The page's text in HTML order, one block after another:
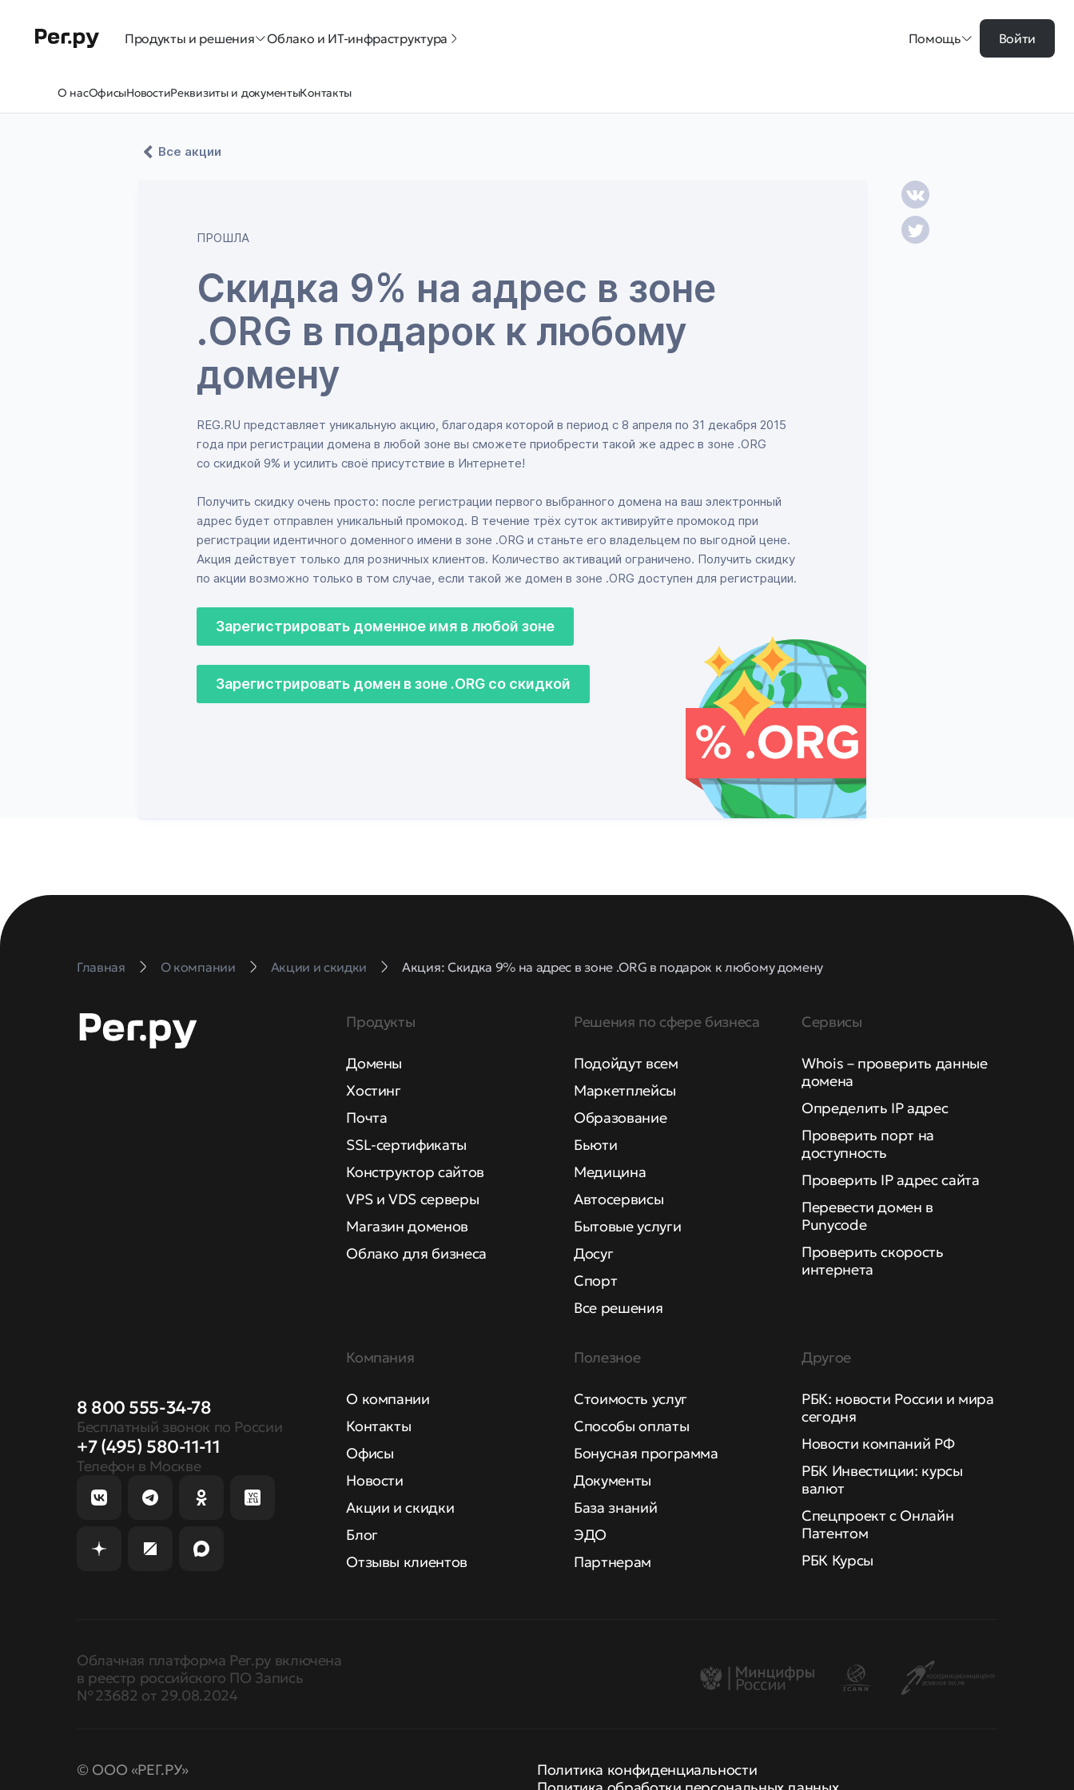
Продукты и решения Облако и ИТ-инфраструктура Помощь Войти
О насОфисыНовостиРеквизиты и документыКонтакты
Все акции
ПРОШЛА
Скидка 9% на адрес в зоне
.ORG в подарок к любому
домену
REG.RU представляет уникальную акцию, благодаря которой в период с 8 апреля по 31 декабря 2015
года при регистрации домена в любой зоне вы сможете приобрести такой же адрес в зоне .ORG
со скидкой 9% и усилить своё присутствие в Интернете!
Получить скидку очень просто: после регистрации первого выбранного домена на ваш электронный
адрес будет отправлен уникальный промокод. В течение трёх суток активируйте промокод при
регистрации идентичного доменного имени в зоне .ORG и станьте его владельцем по выгодной цене.
Акция действует только для розничных клиентов. Количество активаций ограничено. Получить скидку
по акции возможно только в том случае, если такой же домен в зоне .ORG доступен для регистрации.
Зарегистрировать доменное имя в любой зоне
Зарегистрировать домен в зоне .ORG со скидкой
Главная О компании Акции и скидки Акция: Скидка 9% на адрес в зоне .ORG в подарок к любому домену
8 800 555-34-78
Бесплатный звонок по России
+7 (495) 580-11-11
Телефон в Москве
Продукты
Домены
Хостинг
Почта
SSL-сертификаты
Конструктор сайтов
VPS и VDS серверы
Магазин доменов
Облако для бизнеса
Решения по сфере бизнеса
Подойдут всем
Маркетплейсы
Образование
Бьюти
Медицина
Автосервисы
Бытовые услуги
Досуг
Спорт
Все решения
Сервисы
Whois – проверить данные
домена
Определить IP адрес
Проверить порт на
доступность
Проверить IP адрес сайта
Перевести домен в
Punycode
Проверить скорость
интернета
Компания
О компании
Контакты
Офисы
Новости
Акции и скидки
Блог
Отзывы клиентов
Полезное
Стоимость услуг
Способы оплаты
Бонусная программа
Документы
База знаний
ЭДО
Партнерам
Другое
РБК: новости России и мира
сегодня
Новости компаний РФ
РБК Инвестиции: курсы
валют
Спецпроект с Онлайн
Патентом
РБК Курсы
Облачная платформа Рег.ру включена
в реестр российского ПО Запись
№ 23682 от 29.08.2024
© ООО «РЕГ.РУ»
Политика конфиденциальности